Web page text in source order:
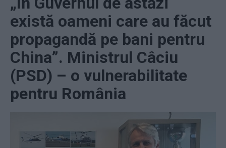
există oameni care au făcut
propagandă pe bani pentru
China”. Ministrul Câciu
(PSD) – o vulnerabilitate
pentru România